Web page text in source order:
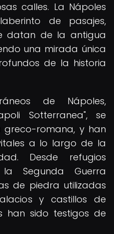
calles. La Nápoles
de pasajes,
datan de la antigua
una mirada única
de la historia
de Nápoles,
Sotterranea", se
romana, y han
a lo largo de la
Desde refugios
Segunda Guerra
de piedra utilizadas
y castillos de
han sido testigos de